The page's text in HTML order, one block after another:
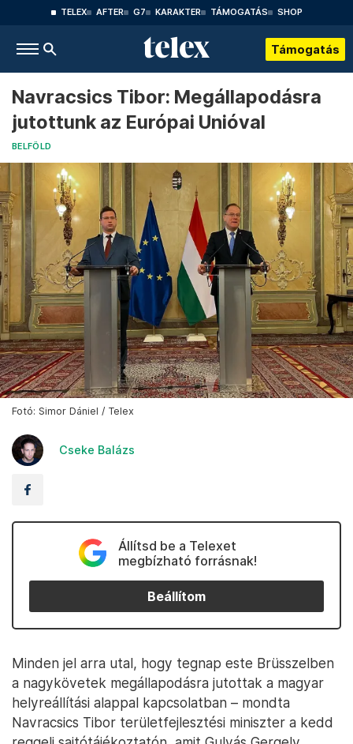
TELEX AFTER G7 KARAKTER TÁMOGATÁS SHOP
Támogatás
Navracsics Tibor: Megállapodásra
jutottunk az Európai Unióval
BELFÖLD
Fotó: Simor Dániel / Telex
Cseke Balázs
Állítsd be a Telexet
megbízható forrásnak!
Beállítom
Minden jel arra utal, hogy tegnap este Brüsszelben
a nagykövetek megállapodásra jutottak a magyar
helyreállítási alappal kapcsolatban – mondta
Navracsics Tibor területfejlesztési miniszter a kedd